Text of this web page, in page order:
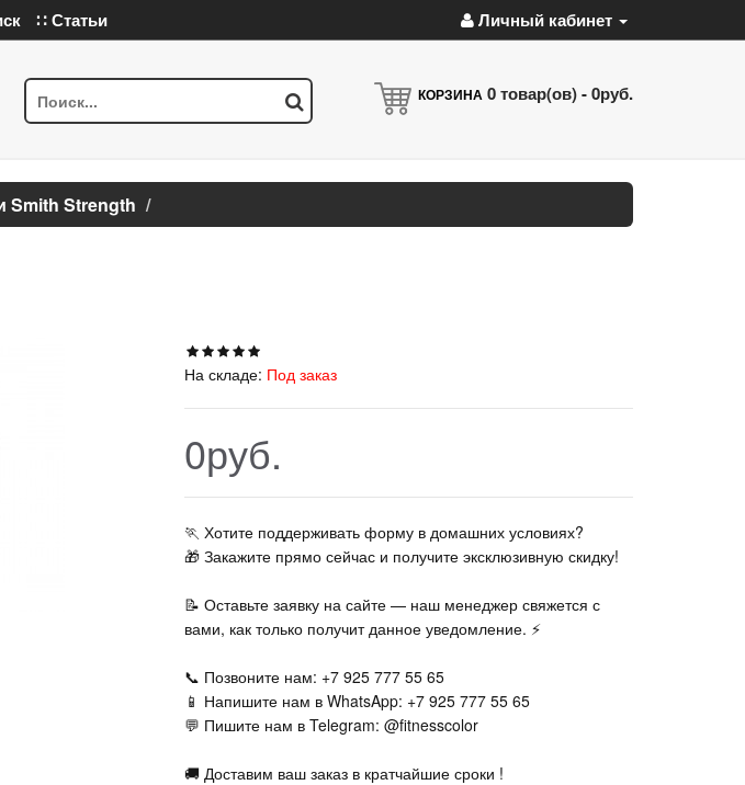
∷ Статьи Личный кабинет
КОРЗИНА 0товар(ов) -0руб.
Smith Strength
На складе: Под заказ
0руб.
🏃‍ Хотите поддерживать форму в домашних условиях?
🎁 Закажите прямо сейчас и получите эксклюзивную скидку!
📝 Оставьте заявку на сайте — наш менеджер свяжется с
вами, как только получит данное уведомление. ⚡
📞 Позвоните нам: +7 925 777 55 65
📱 Напишите нам в WhatsApp: +7 925 777 55 65
💬 Пишите нам в Telegram: @fitnesscolor
🚚 Доставим ваш заказ в кратчайшие сроки !